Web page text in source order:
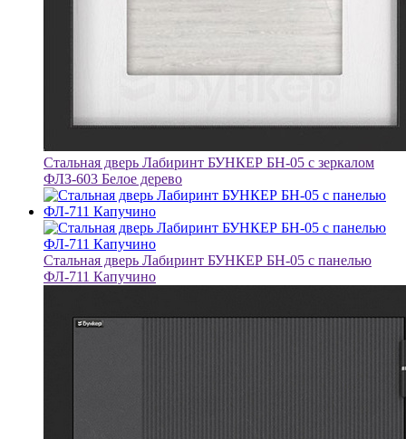
Стальная дверь Лабиринт БУНКЕР БН-05 с зеркалом
ФЛЗ-603 Белое дерево
Стальная дверь Лабиринт БУНКЕР БН-05 с панелью
ФЛ-711 Капучино